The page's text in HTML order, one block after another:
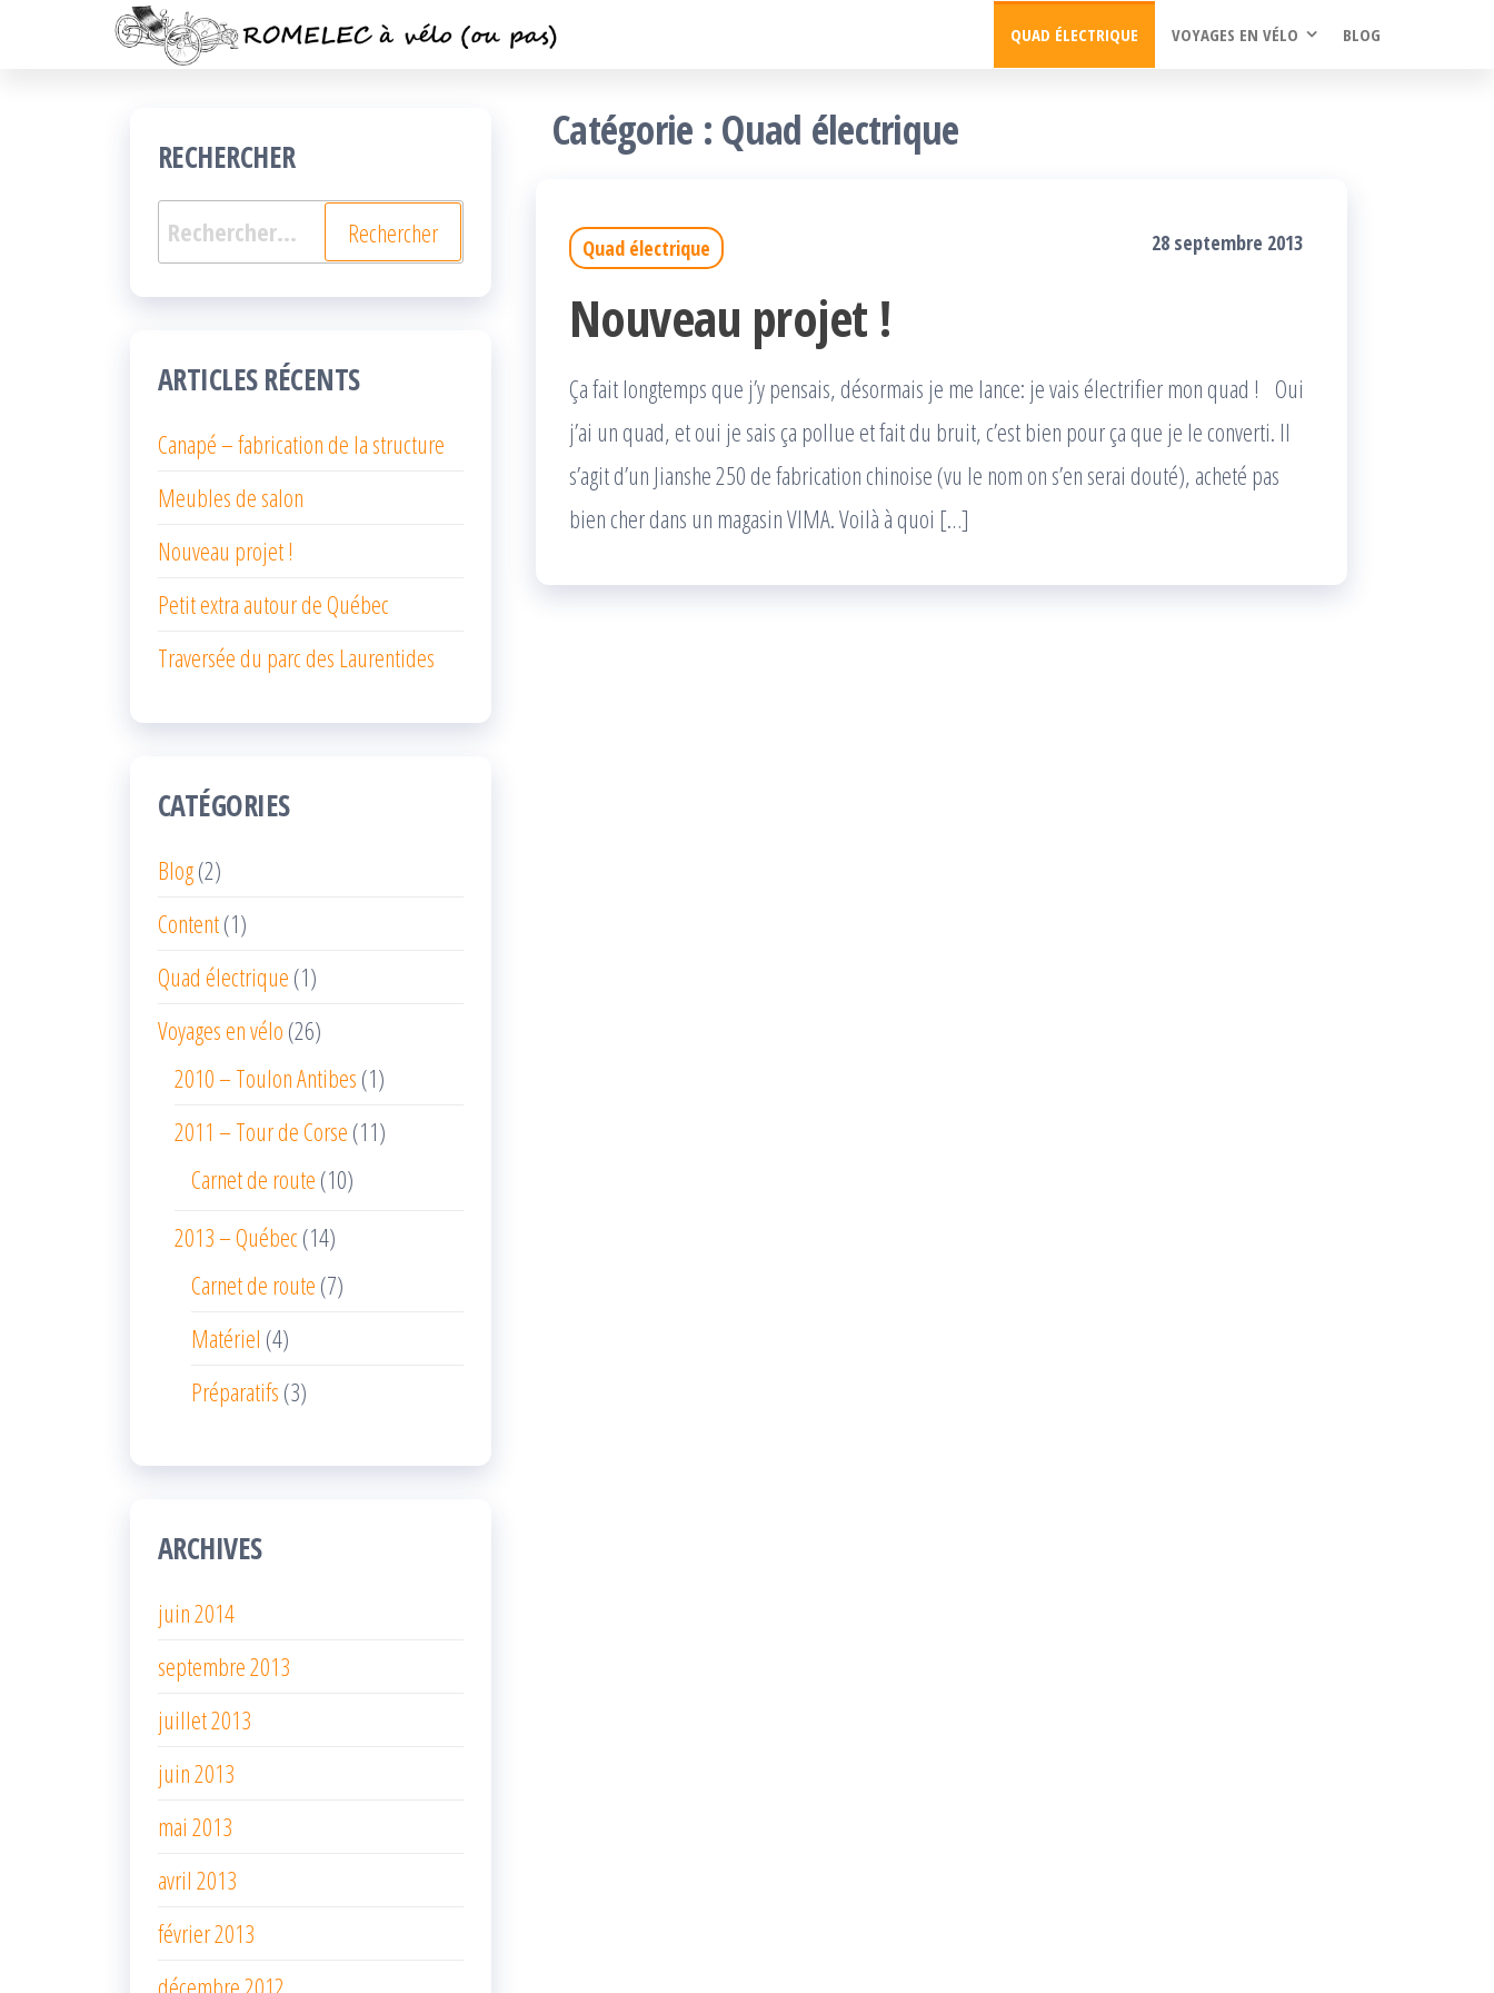
QUAD ÉLECTRIQUE VOYAGES EN VÉLO BLOG
Catégorie : Quad électrique
Quad électrique 28 septembre 2013
Nouveau projet !
Ça fait longtemps que j’y pensais, désormais je me lance: je vais électrifier mon quad ! Oui
j’ai un quad, et oui je sais ça pollue et fait du bruit, c’est bien pour ça que je le converti. Il
s’agit d’un Jianshe 250 de fabrication chinoise (vu le nom on s’en serai douté), acheté pas
bien cher dans un magasin VIMA. Voilà à quoi […]
RECHERCHER
Rechercher :
ARTICLES RÉCENTS
Canapé – fabrication de la structure
Meubles de salon
Nouveau projet !
Petit extra autour de Québec
Traversée du parc des Laurentides
CATÉGORIES
Blog(2)
Content(1)
Quad électrique (1)
Voyages en vélo (26)
2010 – Toulon Antibes (1)
2011 – Tour de Corse (11)
Carnet de route (10)
2013 – Québec (14)
Carnet de route (7)
Matériel (4)
Préparatifs (3)
ARCHIVES
juin 2014
septembre 2013
juillet 2013
juin 2013
mai 2013
avril 2013
février 2013
décembre 2012